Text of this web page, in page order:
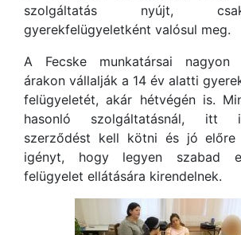
szolgáltatás nyújt,
gyerekfelügyeletként valósul meg.
A Fecske munkatársai nagyon
árakon vállalják a 14 év alatti
felügyeletét, akár hétvégén is.
hasonló szolgáltatásnál, itt
szerződést kell kötni és jó
igényt, hogy legyen szabad
felügyelet ellátására kirendelnek.